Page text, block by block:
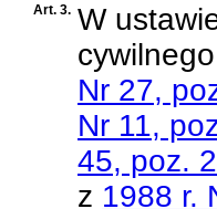
Art. 3. W
cywilnego
Nr 27,
Nr 11,
45, poz.
z 1988 r.